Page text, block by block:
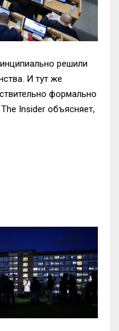
решили
И тут же
формально
Insider объясняет,